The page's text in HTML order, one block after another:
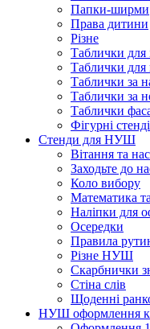
Папки-ширми
Права дитини
Різне
Таблички для
Таблички для
Таблички за
Таблички за
Таблички
Фігурні
Стенди для НУШ
Вітання та
Заходьте до
Коло вибору
Математика
Наліпки для
Осередки
Правила
Різне НУШ
Скарбнички
Стіна слів
Щоденні
НУШ оформлення